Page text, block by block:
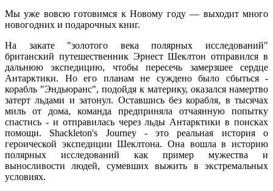
Мы уже вовсю готовимся к Новому году — выходит много
новогодних и подарочных книг.
На закате "золотого века полярных исследований"
британский путешественник Эрнест Шеклтон отправился в
дальнюю экспедицию, чтобы пересечь замерзшее сердце
Антарктики. Но его планам не суждено было сбыться -
корабль "Эндьюранс", подойдя к материку, оказался намертво
затерт льдами и затонул. Оставшись без корабля, в тысячах
миль от дома, команда предприняла отчаянную попытку
спастись - и отправилась через льды Антарктики в поисках
помощи. Shackleton's Journey - это реальная история о
героической экспедиции Шеклтона. Она вошла в историю
полярных исследований как пример мужества и
выносливости людей, сумевших выжить в экстремальных
условиях.